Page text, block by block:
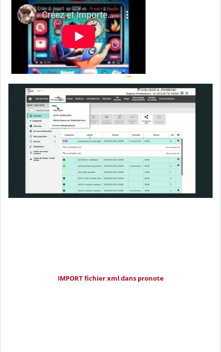
IMPORT fichier xml dans pronote